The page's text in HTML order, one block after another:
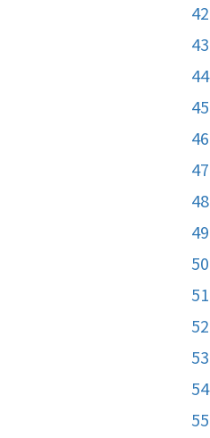
42
43
44
45
46
47
48
49
50
51
52
53
54
55